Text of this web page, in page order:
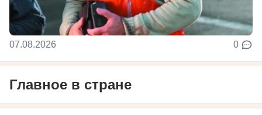
07.08.2026 0
Главное в стране